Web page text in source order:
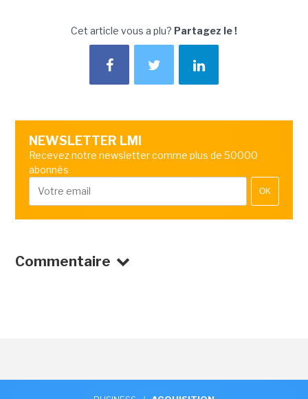
Cet article vous a plu? Partagez le !
NEWSLETTER LMI
Recevez notre newsletter comme plus de 50000
abonnés
OK
Commentaire